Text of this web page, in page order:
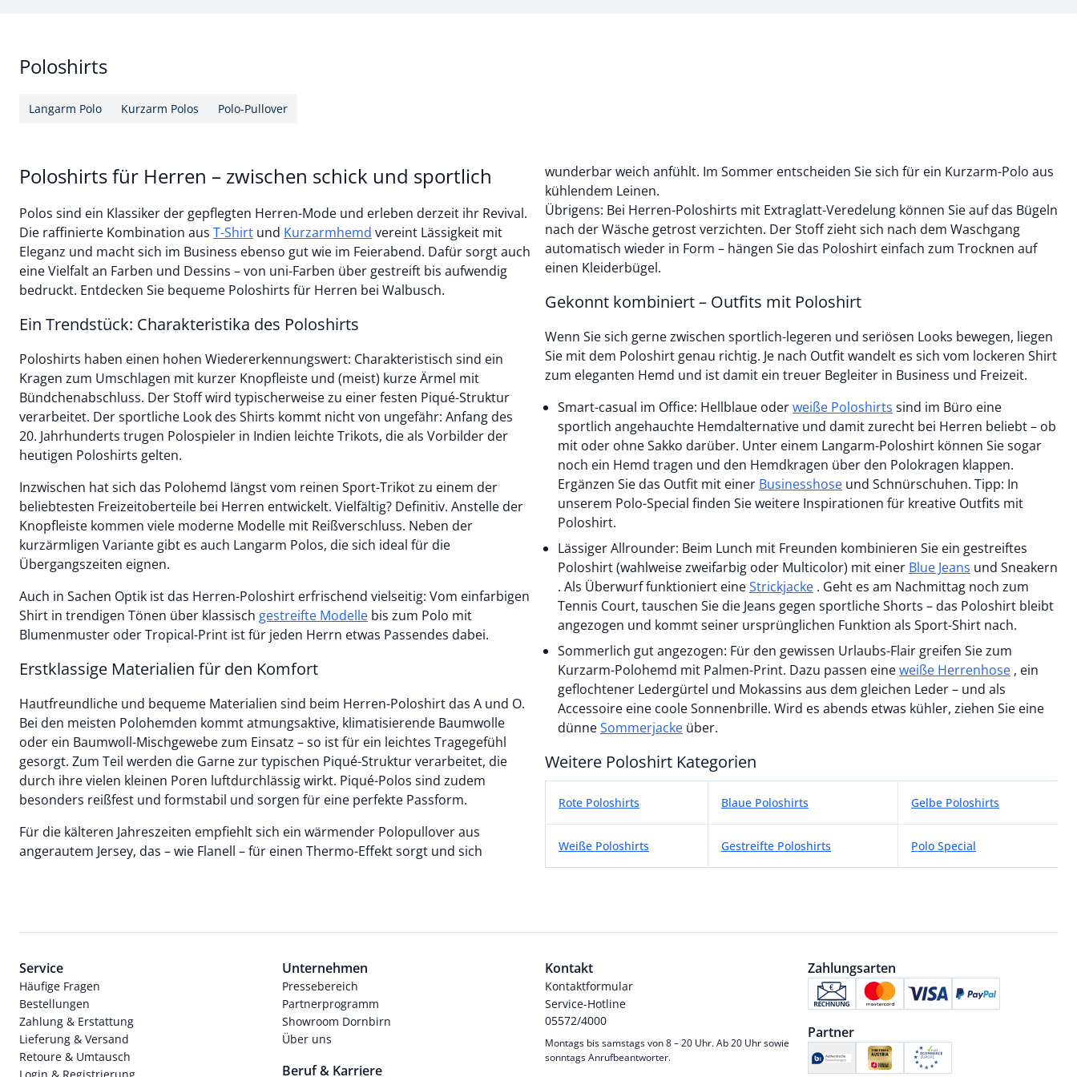
Poloshirts
Langarm Polo Kurzarm Polos Polo-Pullover
Poloshirts für Herren – zwischen schick und sportlich
Polos sind ein Klassiker der gepflegten Herren-Mode und erleben derzeit ihr Revival.
Die raffinierte Kombination aus T-Shirt und Kurzarmhemd
Eleganz und macht sich im Business ebenso gut wie im Feierabend. Dafür sorgt auch
eine Vielfalt an Farben und Dessins – von uni-Farben über gestreift bis aufwendig
bedruckt. Entdecken Sie bequeme Poloshirts für Herren bei Walbusch.
Ein Trendstück: Charakteristika des Poloshirts
Poloshirts haben einen hohen Wiedererkennungswert: Charakteristisch sind ein
Kragen zum Umschlagen mit kurzer Knopfleiste und (meist) kurze Ärmel mit
Bündchenabschluss. Der Stoff wird typischerweise zu einer festen Piqué-Struktur
verarbeitet. Der sportliche Look des Shirts kommt nicht von ungefähr: Anfang des
20. Jahrhunderts trugen Polospieler in Indien leichte Trikots, die als Vorbilder der
heutigen Poloshirts gelten.
Inzwischen hat sich das Polohemd längst vom reinen Sport-Trikot zu einem der
beliebtesten Freizeitoberteile bei Herren entwickelt. Vielfältig? Definitiv. Anstelle der
Knopfleiste kommen viele moderne Modelle mit Reißverschluss. Neben der
kurzärmligen Variante gibt es auch Langarm Polos, die sich ideal für die
Übergangszeiten eignen.
Auch in Sachen Optik ist das Herren-Poloshirt erfrischend vielseitig: Vom einfarbigen
Shirt in trendigen Tönen über klassisch gestreifte Modelle
Blumenmuster oder Tropical-Print ist für jeden Herrn etwas Passendes dabei.
Erstklassige Materialien für den Komfort
Hautfreundliche und bequeme Materialien sind beim Herren-Poloshirt das A und O.
Bei den meisten Polohemden kommt atmungsaktive, klimatisierende Baumwolle
oder ein Baumwoll-Mischgewebe zum Einsatz – so ist für ein leichtes Tragegefühl
gesorgt. Zum Teil werden die Garne zur typischen Piqué-Struktur verarbeitet, die
durch ihre vielen kleinen Poren luftdurchlässig wirkt. Piqué-Polos sind zudem
besonders reißfest und formstabil und sorgen für eine perfekte Passform.
Für die kälteren Jahreszeiten empfiehlt sich ein wärmender Polopullover aus
angerautem Jersey, das – wie Flanell – für einen Thermo-Effekt sorgt und sich
wunderbar weich anfühlt. Im Sommer entscheiden Sie sich für ein Kurzarm-Polo aus
kühlendem Leinen.
Übrigens: Bei Herren-Poloshirts mit Extraglatt-Veredelung können Sie auf das Bügeln
nach der Wäsche getrost verzichten. Der Stoff zieht sich nach dem Waschgang
automatisch wieder in Form – hängen Sie das Poloshirt einfach zum Trocknen auf
einen Kleiderbügel.
Gekonnt kombiniert – Outfits mit Poloshirt
Wenn Sie sich gerne zwischen sportlich-legeren und seriösen Looks bewegen, liegen
Sie mit dem Poloshirt genau richtig. Je nach Outfit wandelt es sich vom lockeren Shirt
zum eleganten Hemd und ist damit ein treuer Begleiter in Business und Freizeit.
Smart-casual im Office: Hellblaue oderweiße Poloshirts
sportlich angehauchte Hemdalternative und damit zurecht bei Herren beliebt – ob
mit oder ohne Sakko darüber. Unter einem Langarm-Poloshirt können Sie sogar
noch ein Hemd tragen und den Hemdkragen über den Polokragen klappen.
Ergänzen Sie das Outfit mit einer Businesshose
unserem Polo-Special finden Sie weitere Inspirationen für kreative Outfits mit
Poloshirt.
Lässiger Allrounder: Beim Lunch mit Freunden kombinieren Sie ein gestreiftes
Poloshirt (wahlweise zweifarbig oder Multicolor) mit einer Blue Jeans
. Als Überwurf funktioniert eineStrickjacke . Geht es am Nachmittag noch zum
Tennis Court, tauschen Sie die Jeans gegen sportliche Shorts – das Poloshirt bleibt
angezogen und kommt seiner ursprünglichen Funktion als Sport-Shirt nach.
Sommerlich gut angezogen: Für den gewissen Urlaubs-Flair greifen Sie zum
Kurzarm-Polohemd mit Palmen-Print. Dazu passen eineweiße Herrenhose , ein
geflochtener Ledergürtel und Mokassins aus dem gleichen Leder – und als
Accessoire eine coole Sonnenbrille. Wird es abends etwas kühler, ziehen Sie eine
dünneSommerjacke über.
Weitere Poloshirt Kategorien
Rote Poloshirts Blaue Poloshirts Gelbe Poloshirts
Weiße Poloshirts Gestreifte Poloshirts Polo Special
Service
Häufige Fragen
Bestellungen
Zahlung & Erstattung
Lieferung & Versand
Retoure & Umtausch
Unternehmen
Pressebereich
Partnerprogramm
Showroom Dornbirn
Über uns
Beruf & Karriere
Kontakt
Kontaktformular
Service-Hotline
05572/4000
Montags bis samstags von 8 – 20 Uhr. Ab 20 Uhr sowie
sonntags Anrufbeantworter.
Zahlungsarten
Partner